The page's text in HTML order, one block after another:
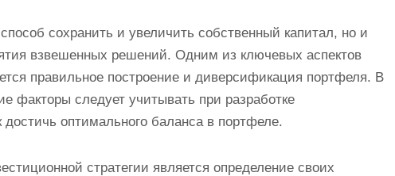
сохранить и увеличить собственный капитал, но и
взвешенных решений. Одним из ключевых аспектов
правильное построение и диверсификация портфеля. В
факторы следует учитывать при разработке
достичь оптимального баланса в портфеле.
стратегии является определение своих